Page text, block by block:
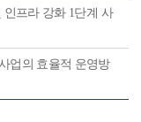
프라 강화 1단계 사
업의 효율적 운영방